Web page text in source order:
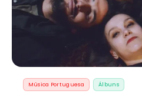
Música Portuguesa Álbuns